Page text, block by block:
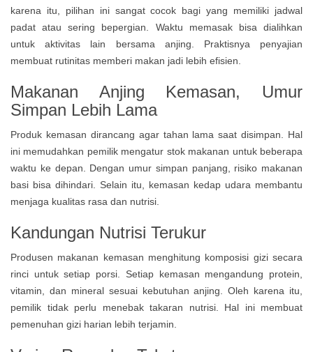
karena itu, pilihan ini sangat cocok bagi yang memiliki jadwal
padat atau sering bepergian. Waktu memasak bisa dialihkan
untuk aktivitas lain bersama anjing. Praktisnya penyajian
membuat rutinitas memberi makan jadi lebih efisien.
Makanan Anjing Kemasan, Umur
Simpan Lebih Lama
Produk kemasan dirancang agar tahan lama saat disimpan. Hal
ini memudahkan pemilik mengatur stok makanan untuk beberapa
waktu ke depan. Dengan umur simpan panjang, risiko makanan
basi bisa dihindari. Selain itu, kemasan kedap udara membantu
menjaga kualitas rasa dan nutrisi.
Kandungan Nutrisi Terukur
Produsen makanan kemasan menghitung komposisi gizi secara
rinci untuk setiap porsi. Setiap kemasan mengandung protein,
vitamin, dan mineral sesuai kebutuhan anjing. Oleh karena itu,
pemilik tidak perlu menebak takaran nutrisi. Hal ini membuat
pemenuhan gizi harian lebih terjamin.